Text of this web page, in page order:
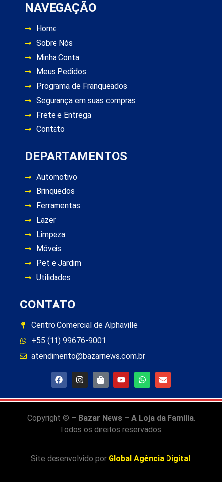
NAVEGAÇÃO
Home
Sobre Nós
Minha Conta
Meus Pedidos
Programa de Franqueados
Segurança em suas compras
Frete e Entrega
Contato
DEPARTAMENTOS
Automotivo
Brinquedos
Ferramentas
Lazer
Limpeza
Móveis
Pet e Jardim
Utilidades
CONTATO
Centro Comercial de Alphaville
+55 (11) 99676-9001
atendimento@bazarnews.com.br
Copyright © – Bazar News – A Loja da Família.
Todos os direitos reservados.
Site desenvolvido por Global Agência Digital.